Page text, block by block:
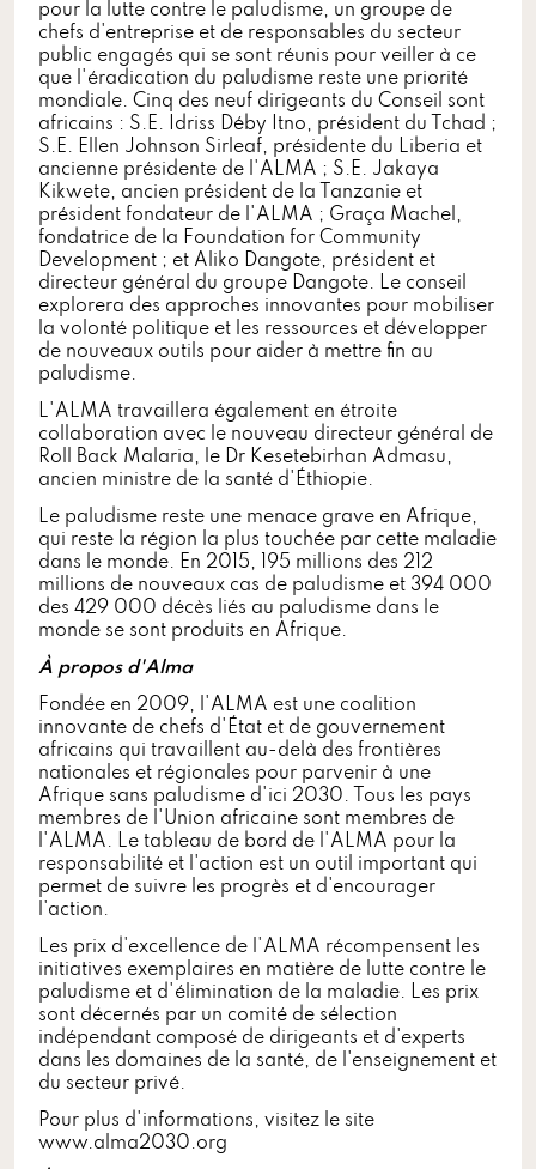
pour la lutte contre le paludisme, un groupe de
chefs d'entreprise et de responsables du secteur
public engagés qui se sont réunis pour veiller à ce
que l'éradication du paludisme reste une priorité
mondiale. Cinq des neuf dirigeants du Conseil sont
africains : S.E. Idriss Déby Itno, président du Tchad ;
S.E. Ellen Johnson Sirleaf, présidente du Liberia et
ancienne présidente de l'ALMA ; S.E. Jakaya
Kikwete, ancien président de la Tanzanie et
président fondateur de l'ALMA ; Graça Machel,
fondatrice de la Foundation for Community
Development ; et Aliko Dangote, président et
directeur général du groupe Dangote. Le conseil
explorera des approches innovantes pour mobiliser
la volonté politique et les ressources et développer
de nouveaux outils pour aider à mettre fin au
paludisme.
L'ALMA travaillera également en étroite
collaboration avec le nouveau directeur général de
Roll Back Malaria, le Dr Kesetebirhan Admasu,
ancien ministre de la santé d'Éthiopie.
Le paludisme reste une menace grave en Afrique,
qui reste la région la plus touchée par cette maladie
dans le monde. En 2015, 195 millions des 212
millions de nouveaux cas de paludisme et 394 000
des 429 000 décès liés au paludisme dans le
monde se sont produits en Afrique.
À propos d'Alma
Fondée en 2009, l'ALMA est une coalition
innovante de chefs d'État et de gouvernement
africains qui travaillent au-delà des frontières
nationales et régionales pour parvenir à une
Afrique sans paludisme d'ici 2030. Tous les pays
membres de l'Union africaine sont membres de
l'ALMA. Le tableau de bord de l'ALMA pour la
responsabilité et l'action est un outil important qui
permet de suivre les progrès et d'encourager
l'action.
Les prix d'excellence de l'ALMA récompensent les
initiatives exemplaires en matière de lutte contre le
paludisme et d'élimination de la maladie. Les prix
sont décernés par un comité de sélection
indépendant composé de dirigeants et d'experts
dans les domaines de la santé, de l'enseignement et
du secteur privé.
Pour plus d'informations, visitez le site
www.alma2030.org